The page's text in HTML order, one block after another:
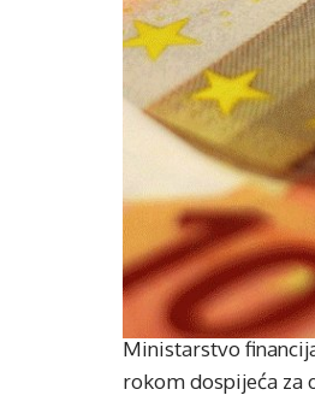
Ministarstvo
rokom dospijeća za